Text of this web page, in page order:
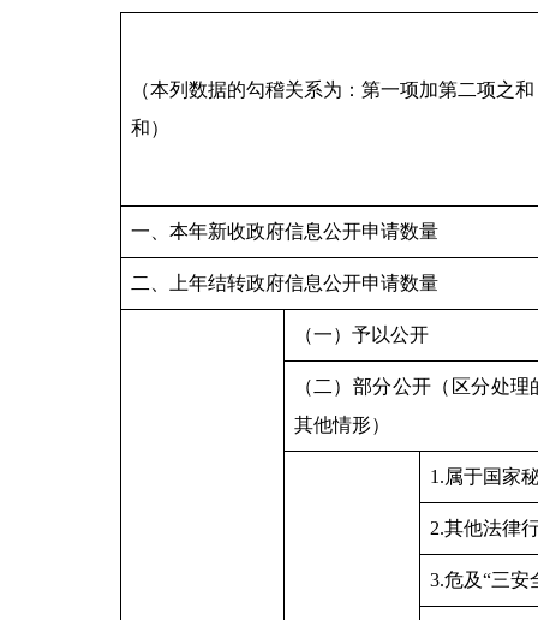
（本列数据的勾稽关系为：第一项加第二项之
和）
一、本年新收政府信息公开申请数量
二、上年结转政府信息公开申请数量
（一）予以公开
（二）部分公开（区分处
其他情形）
1.属于国家
2.其他法律
3.危及“三安